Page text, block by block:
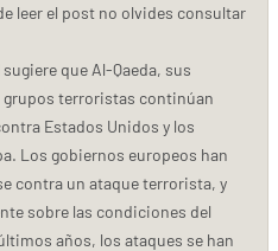
leer el post no olvides consultar
que Al-Qaeda, sus
terroristas continúan
Estados Unidos y los
Los gobiernos europeos han
contra un ataque terrorista, y
sobre las condiciones del
años, los ataques se han